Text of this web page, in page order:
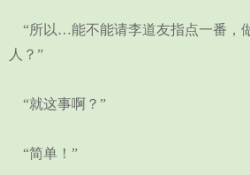
“所以…能不能请李道友指点一番，
人？”
“就这事啊？”
“简单！”